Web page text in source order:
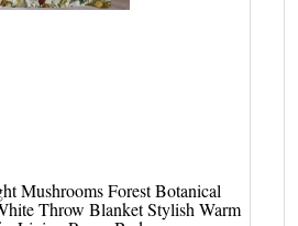
Mushrooms Forest Botanical
Throw Blanket Stylish Warm